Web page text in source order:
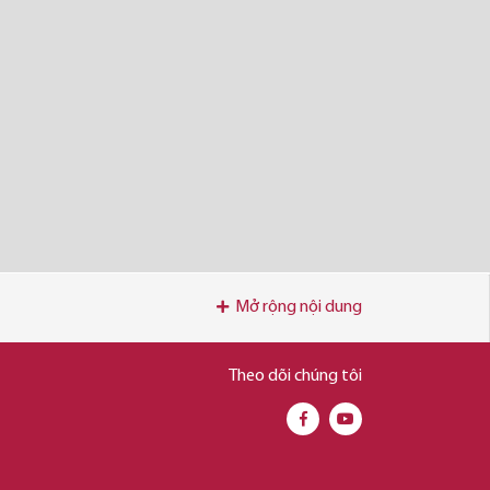
Mở rộng nội dung
Theo dõi chúng tôi